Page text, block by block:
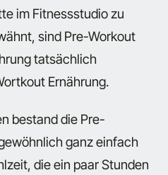
im Fitnessstudio zu
sind Pre-Workout
tatsächlich
Ernährung.
bestand die Pre-
ganz einfach
die ein paar Stunden